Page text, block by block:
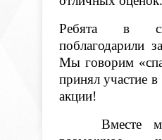
Ребята в
поблагодарили
Мы говорим
принял участие
акции!
Вместе